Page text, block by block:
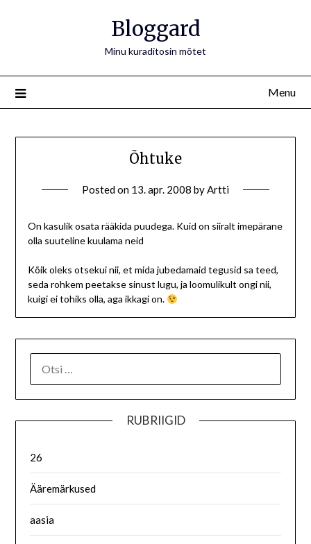
Bloggard
Minu kuraditosin mõtet
Menu
Õhtuke
Posted on 13. apr. 2008 byArtti
On kasulik osata rääkida puudega. Kuid on siiralt imepärane
olla suuteline kuulama neid
Kõik oleks otsekui nii, et mida jubedamaid tegusid sa teed,
seda rohkem peetakse sinust lugu, ja loomulikult ongi nii,
kuigi ei tohiks olla, aga ikkagi on.
RUBRIIGID
26
Ääremärkused
aasia